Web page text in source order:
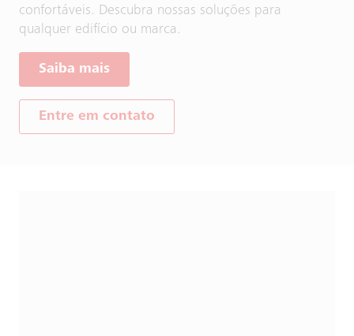
confortáveis. Descubra nossas soluções para
qualquer edifício ou marca.
Saiba mais
Entre em contato